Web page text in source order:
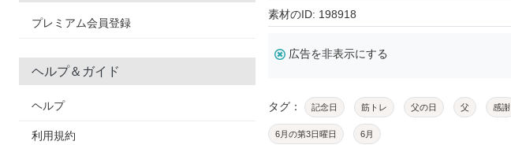
プレミアム会員登録
ヘルプ＆ガイド
ヘルプ
利用規約
素材のID: 198918
広告を非表示にする
タグ： 記念日 筋トレ 父の日 父 感謝
6月の第3日曜日 6月